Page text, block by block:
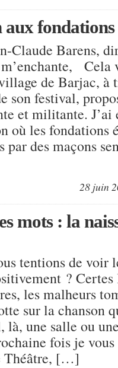
fondations
Claude Barens,
Cela
de Barjac, à
son festival,
et militante. J’ai
où les fondations
des maçons
28 juin
mots : la
tentions de voir
? Certes
les malheurs
sur la chanson
là, une salle ou
fois je
Théâtre, […]